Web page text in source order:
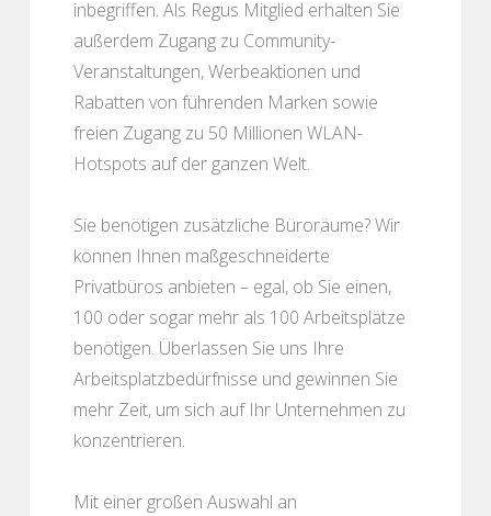
inbegriffen. Als Regus Mitglied erhalten Sie
außerdem Zugang zu Community-
Veranstaltungen, Werbeaktionen und
Rabatten von führenden Marken sowie
freien Zugang zu 50 Millionen WLAN-
Hotspots auf der ganzen Welt.
Sie benötigen zusätzliche Büroräume? Wir
können Ihnen maßgeschneiderte
Privatbüros anbieten – egal, ob Sie einen,
100 oder sogar mehr als 100 Arbeitsplätze
benötigen. Überlassen Sie uns Ihre
Arbeitsplatzbedürfnisse und gewinnen Sie
mehr Zeit, um sich auf Ihr Unternehmen zu
konzentrieren.
Mit einer großen Auswahl an